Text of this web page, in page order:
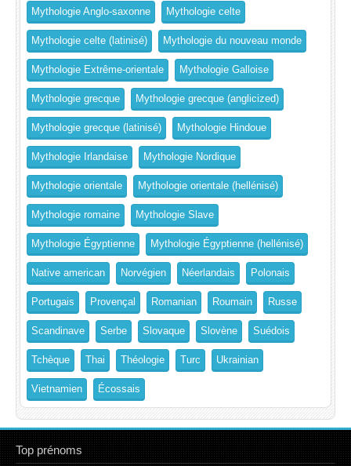
Mythologie Anglo-saxonne Mythologie celte
Mythologie celte (latinisé) Mythologie du nouveau monde
Mythologie Extrême-orientale Mythologie Galloise
Mythologie grecque Mythologie grecque (anglicized)
Mythologie grecque (latinisé) Mythologie Hindoue
Mythologie Irlandaise Mythologie Nordique
Mythologie orientale Mythologie orientale (hellénisé)
Mythologie romaine Mythologie Slave
Mythologie Égyptienne Mythologie Égyptienne (hellénisé)
Native american Norvégien Néerlandais Polonais
Portugais Provençal Romanian Roumain Russe
Scandinave Serbe Slovaque Slovène Suédois
Tchèque Thai Théologie Turc Ukrainian
Vietnamien Écossais
Top prénoms